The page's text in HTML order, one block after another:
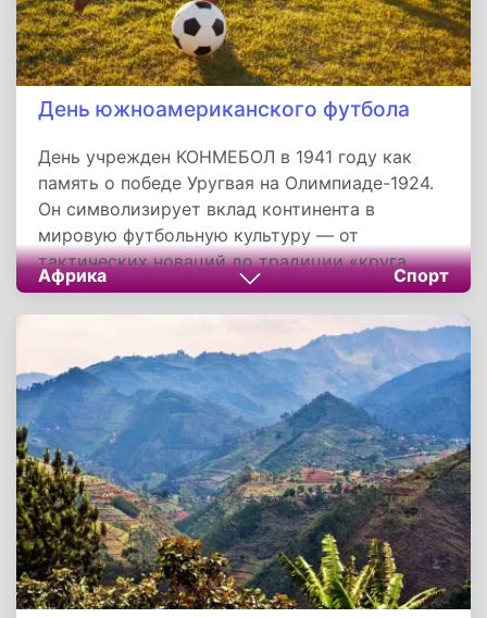
День южноамериканского футбола
День учрежден КОНМЕБОЛ в 1941 году как
память о победе Уругвая на Олимпиаде-1924.
Он символизирует вклад континента в
мировую футбольную культуру — от
тактических новаций до традиции «круга
почета». Для 400 миллионов
южноамериканцев это не просто спорт, а
язык, на котором говорит их история.
Африка Спорт